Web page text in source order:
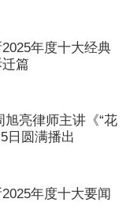
年度十大经典
篇
亮律师主讲《“花
日圆满播出
年度十大要闻